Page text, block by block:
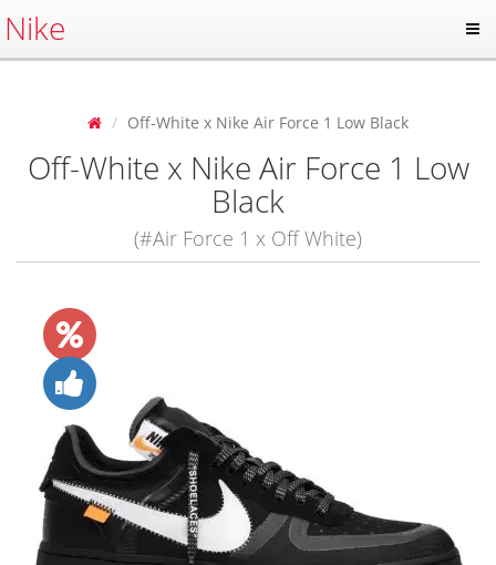
Nike
Off-White x Nike Air Force 1 Low Black
Off-White x Nike Air Force 1 Low
Black
(#Air Force 1 x Off White)